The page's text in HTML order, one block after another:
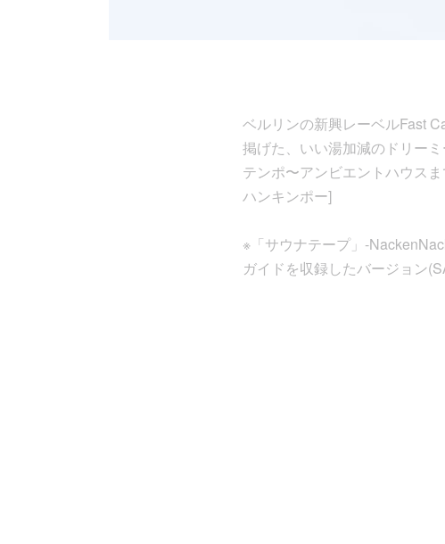
ベルリンの新興レーベルFast
掲げた、いい湯加減のドリー
テンポ〜アンビエントハウス
ハンキンポー]
※「サウナテープ」-
ガイドを収録したバージョン